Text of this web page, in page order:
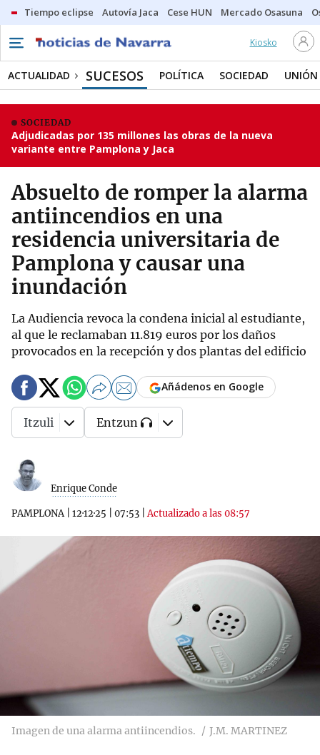
Tiempo eclipse Autovía Jaca Cese HUN Mercado Osasuna
Kiosko
ACTUALIDAD SUCESOS POLÍTICA SOCIEDAD UNIÓN
SOCIEDAD
Adjudicadas por 135 millones las obras de la nueva
variante entre Pamplona y Jaca
Absuelto de romper la alarma
antiincendios en una
residencia universitaria de
Pamplona y causar una
inundación
La Audiencia revoca la condena inicial al estudiante,
al que le reclamaban 11.819 euros por los daños
provocados en la recepción y dos plantas del edificio
Enrique Conde
PAMPLONA| 12·12·25 07:53 |Actualizado a las 08:57
Añádenos en Google
Itzuli Entzun
Imagen de una alarma antiincendios. J.M. MARTINEZ